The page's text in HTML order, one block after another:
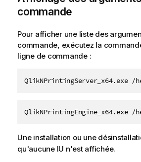
commande
Pour afficher une liste des
commande, exécutez la
ligne de commande :
QlikNPrintingServer_x64.exe /
QlikNPrintingEngine_x64.exe /
Une installation ou une
qu'aucune IU n'est affichée.